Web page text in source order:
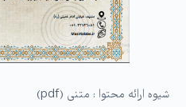
شیوه ارائه محتوا : متنی (pdf)